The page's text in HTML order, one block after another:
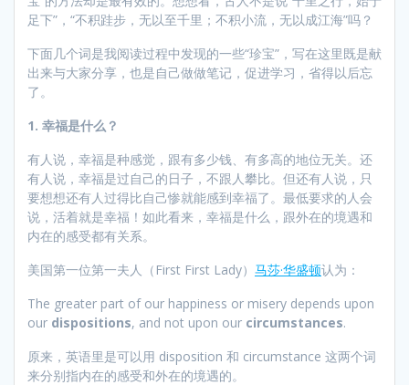
足下”，“不积跬步，无以至千里；不积小流，无以成江海”吗？
下面几个词是我阅读过程中发现的一些“珍宝”，写在这里既是献
出来与大家分享，也是自己做做笔记，促进学习，省得以后忘
了。
1. 幸福是什么？
有人说，幸福是种感觉，跟有多少钱、有多高的地位无关。还
有人说，幸福是过自己的日子，不跟人攀比。但还有人说，只
要想想还有人过得比自己惨就能感到幸福了。最低要求的人会
说，活着就是幸福！如此看来，幸福是什么，跟外在的境遇和
内在的感受都有关系。
美国第一位第一夫人（First First Lady） 马莎·华盛顿认为：
The greater part of our happiness or misery depends upon
our dispositions, and not upon our circumstances.
原来，英语里是可以用 disposition 和 circumstance 这两个词
来分别指内在的感受和外在的境遇的。